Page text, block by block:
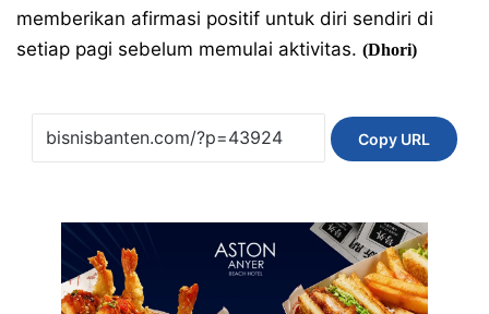
memberikan afirmasi positif untuk diri sendiri di
setiap pagi sebelum memulai aktivitas. (Dhori)
Copy URL